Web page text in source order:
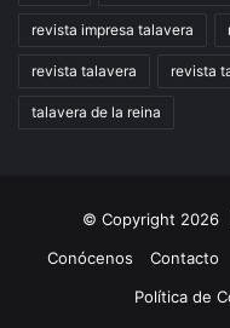
revista impresa talavera
revista talavera revista
talavera de la reina
© Copyright 2026
Conócenos
Contacto
Política de